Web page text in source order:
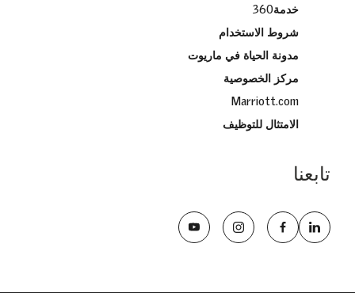
خدمة360
شروط الاستخدام
مدونة الحياة في ماريوت
مركز الخصوصية
Marriott.com
الامتثال للتوظيف
تابعنا